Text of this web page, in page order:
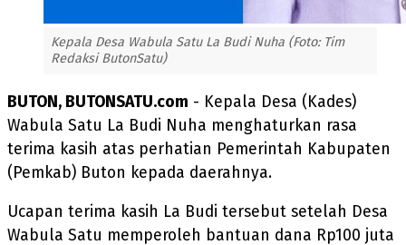
Kepala Desa Wabula Satu La Budi Nuha (Foto: Tim
Redaksi ButonSatu)
BUTON, BUTONSATU.com - Kepala Desa (Kades)
Wabula Satu La Budi Nuha menghaturkan rasa
terima kasih atas perhatian Pemerintah Kabupaten
(Pemkab) Buton kepada daerahnya.
Ucapan terima kasih La Budi tersebut setelah Desa
Wabula Satu memperoleh bantuan dana Rp100 juta